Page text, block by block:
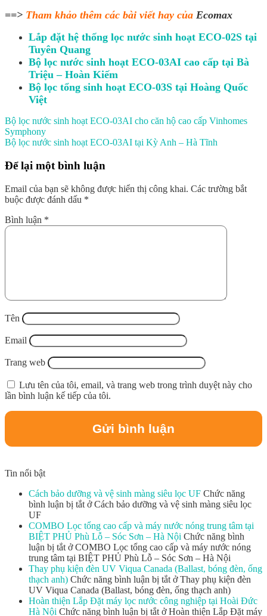
==> Tham khảo thêm các bài viết hay của Ecomax
Lắp đặt hệ thống lọc nước sinh hoạt ECO-02S tại
Tuyên Quang
Bộ lọc nước sinh hoạt ECO-03AI cao cấp tại Bà
Triệu – Hoàn Kiếm
Bộ lọc tổng sinh hoạt ECO-03S tại Hoàng Quốc
Việt
Bộ lọc nước sinh hoạt ECO-03AI cho căn hộ cao cấp Vinhomes
Symphony
Bộ lọc nước sinh hoạt ECO-03AI tại Kỳ Anh – Hà Tĩnh
Để lại một bình luận
Email của bạn sẽ không được hiển thị công khai. Các trường bắt
buộc được đánh dấu *
Bình luận *
Tên
Email
Trang web
Lưu tên của tôi, email, và trang web trong trình duyệt này cho
lần bình luận kế tiếp của tôi.
Tin nổi bật
Cách bảo dưỡng và vệ sinh màng siêu lọc UF Chức năng
bình luận bị tắt ở Cách bảo dưỡng và vệ sinh màng siêu lọc
UF
COMBO Lọc tổng cao cấp và máy nước nóng trung tâm tại
BIỆT PHỦ Phù Lỗ – Sóc Sơn – Hà Nội Chức năng bình
luận bị tắt ở COMBO Lọc tổng cao cấp và máy nước nóng
trung tâm tại BIỆT PHỦ Phù Lỗ – Sóc Sơn – Hà Nội
Thay phụ kiện đèn UV Viqua Canada (Ballast, bóng đèn, ống
thạch anh) Chức năng bình luận bị tắt ở Thay phụ kiện đèn
UV Viqua Canada (Ballast, bóng đèn, ống thạch anh)
Hoàn thiện Lắp Đặt máy lọc nước công nghiệp tại Hoài Đức
Hà Nội Chức năng bình luận bị tắt ở Hoàn thiện Lắp Đặt máy